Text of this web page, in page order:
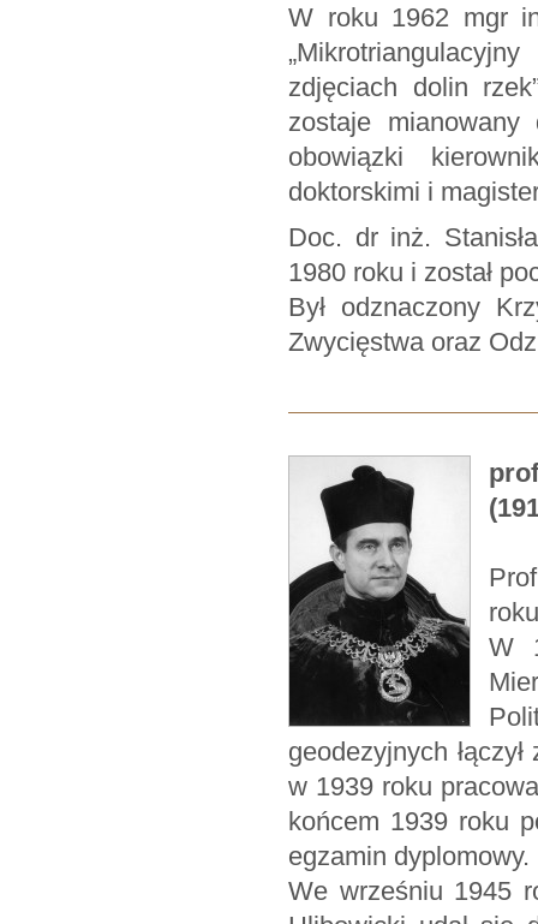
W roku 1962 mgr
zdjęciach dolin
zostaje
obowiązki
doktorskimi i
Doc. dr inż.
1980 roku i został
Był odznaczony
Zwycięstwa oraz
W
geodezyjnych
w 1939 roku
końcem 1939 roku
egzamin dyplomowy.
We wrześniu 1945